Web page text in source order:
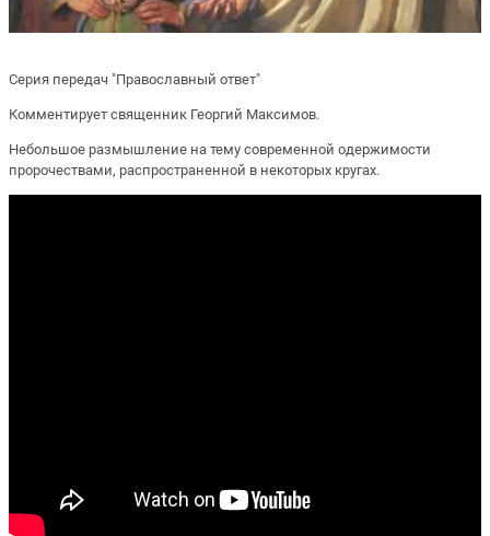
Серия передач "Православный ответ"
Комментирует священник Георгий Максимов.
Небольшое размышление на тему современной одержимости
пророчествами, распространенной в некоторых кругах.